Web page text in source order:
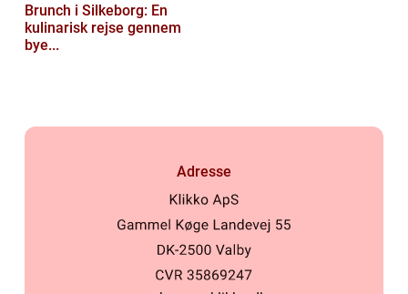
Brunch i Silkeborg: En
kulinarisk rejse gennem
bye...
Adresse